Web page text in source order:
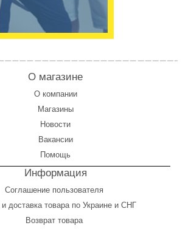
О магазине
О компании
Магазины
Новости
Вакансии
Помощь
Информация
Соглашение пользователя
и доставка товара по Украине и СНГ
Возврат товара